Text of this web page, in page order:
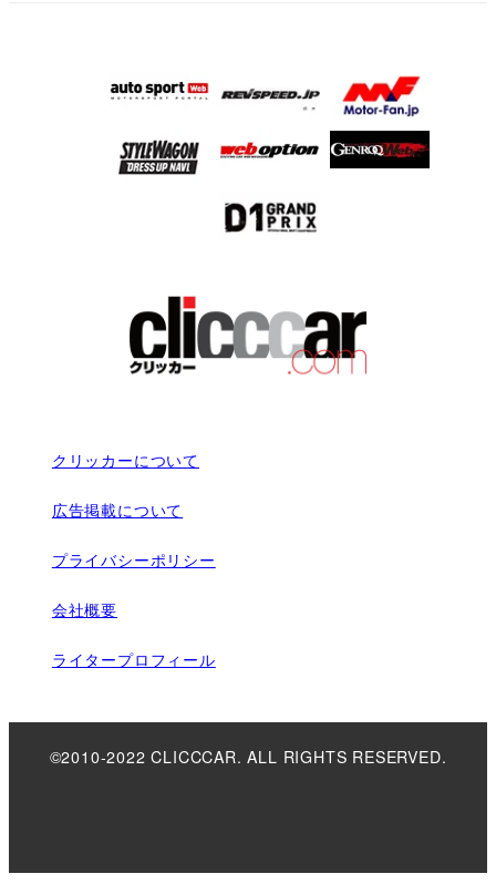
クリッカーについて
広告掲載について
プライバシーポリシー
会社概要
ライタープロフィール
©2010-2022 CLICCCAR. ALL RIGHTS RESERVED.